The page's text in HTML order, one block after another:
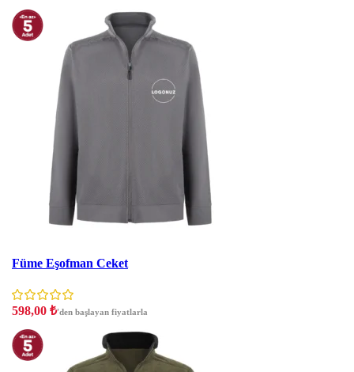
Füme Eşofman Ceket
598,00 ₺'den başlayan fiyatlarla